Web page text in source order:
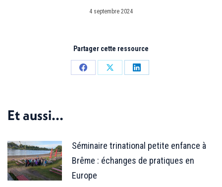
4 septembre 2024
Partager cette ressource
PartagerPartagerPartager
Et aussi...
Séminaire trinational petite enfance à
Brême : échanges de pratiques en
Europe